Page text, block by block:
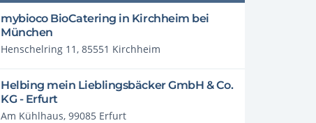
mybioco BioCatering in Kirchheim bei
München
Henschelring 11, 85551 Kirchheim
Helbing mein Lieblingsbäcker GmbH & Co.
KG - Erfurt
Am Kühlhaus, 99085 Erfurt